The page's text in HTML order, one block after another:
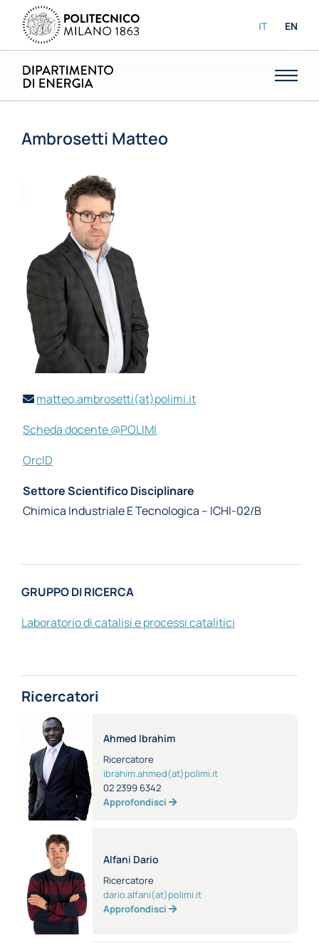
IT EN
GRUPPO DI RICERCA
Laboratorio di catalisi e processi catalitici
Ambrosetti Matteo
matteo.ambrosetti(at)polimi.it
Scheda docente @POLIMI
OrcID
Settore Scientifico Disciplinare
Chimica Industriale E Tecnologica – ICHI-02/B
Ricercatori
Ahmed Ibrahim
Ricercatore
ibrahim.ahmed(at)polimi.it
02 2399 6342
Approfondisci
Alfani Dario
Ricercatore
dario.alfani(at)polimi.it
Approfondisci